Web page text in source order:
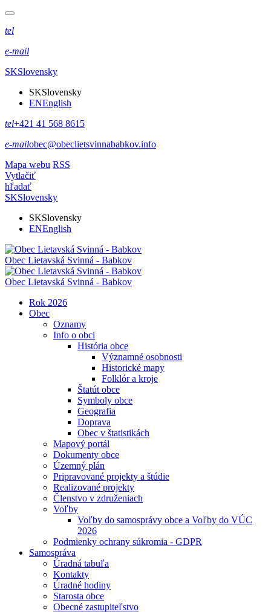
tel
e-mail
SKSlovensky
SKSlovensky
ENEnglish
tel+421 41 568 8615
e-mailobec@obeclietsvinnababkov.info
Mapa webu RSS
Vytlačiť
hľadať
SKSlovensky
SKSlovensky
ENEnglish
Obec Lietavská Svinná - Babkov
Obec Lietavská Svinná - Babkov
Rok 2026
Obec
Oznamy
Info o obci
História obce
Významné osobnosti
Historické mapy
Folklór a kroje
Štatút obce
Symboly obce
Geografia
Doprava
Obec v štatistikách
Mapový portál
Dokumenty obce
Územný plán
Pripravované projekty a štúdie
Realizované projekty
Členstvo v združeniach
Voľby
Voľby do samosprávy obce a Voľby do VÚC
2026
Podmienky ochrany súkromia - GDPR
Samospráva
Úradná tabuľa
Kontakty
Úradné hodiny
Starosta obce
Obecné zastupiteľstvo